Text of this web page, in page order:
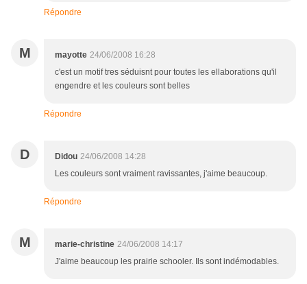
Répondre
M mayotte 24/06/2008 16:28
c'est un motif tres séduisnt pour toutes les ellaborations qu'il
engendre et les couleurs sont belles
Répondre
D Didou 24/06/2008 14:28
Les couleurs sont vraiment ravissantes, j'aime beaucoup.
Répondre
M marie-christine 24/06/2008 14:17
J'aime beaucoup les prairie schooler. Ils sont indémodables.